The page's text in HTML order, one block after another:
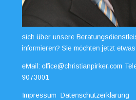
sich über unsere
informieren? Sie möchten jetzt
eMail: office@christianpirker.com
9073001
Impressum Datenschutzerklärung